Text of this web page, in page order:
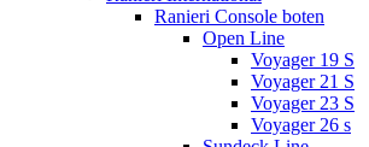
Ranieri Console boten
Open Line
Voyager 19 S
Voyager 21 S
Voyager 23 S
Voyager 26 s